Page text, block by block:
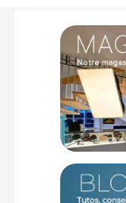
Code EAN Sirui
et projecteur LED -
Garantie 2 ans
(1) Offre valable
d'achat, sur la base
relais situé en
sur les produits de
(2) Sous réserve
(3) Nombre de points
sur le prix TTC en €,